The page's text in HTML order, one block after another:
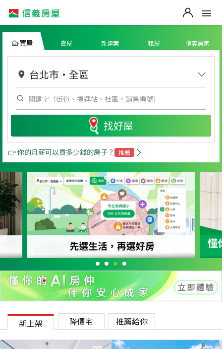
買屋 賣屋 新建案 租屋 信義居家
台北市 ・ 全區
找好屋
👉 你的月薪可以買多少錢的房子？ 推薦
新上架 降價宅 推薦給你